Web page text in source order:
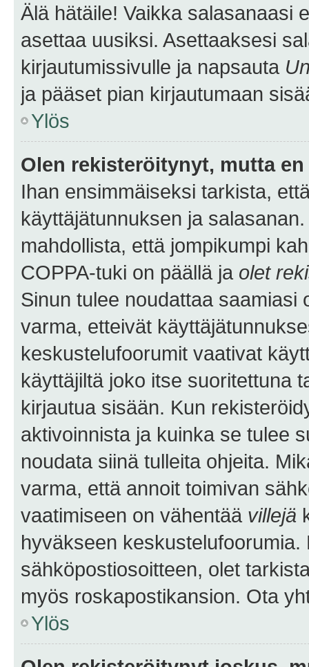
Älä hätäile! Vaikka salasanaasi
asettaa uusiksi. Asettaaksesi
kirjautumissivulle ja napsauta
ja pääset pian kirjautumaan
Ylös
Olen rekisteröitynyt, mutta
Ihan ensimmäiseksi tarkista,
käyttäjätunnuksen ja
mahdollista, että jompikumpi
COPPA-tuki on päällä ja olet
Sinun tulee noudattaa saamiasi
varma, etteivät
keskustelufoorumit vaativat
käyttäjiltä joko itse suoritettuna
kirjautua sisään. Kun
aktivoinnista ja kuinka se tulee
noudata siinä tulleita ohjeita.
varma, että annoit toimivan
vaatimiseen on vähentää villejä
hyväkseen
sähköpostiosoitteen, olet
myös roskapostikansion. Ota
Ylös